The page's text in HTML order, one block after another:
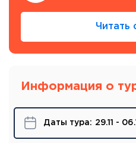
Читать
Информация о
Даты турa: 29.11 -